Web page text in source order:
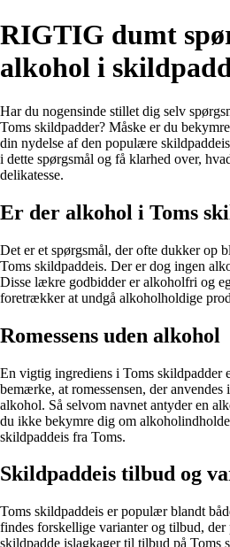
RIGTIG dumt
alkohol i
Har du nogensinde stillet dig selv
Toms skildpadder? Måske er du
din nydelse af den populære
i dette spørgsmål og få klarhed over,
delikatesse.
Er der alkohol i Toms
Det er et spørgsmål, der ofte dukker op
Toms skildpaddeis. Der er dog ingen
Disse lækre godbidder er alkoholfri og
foretrækker at undgå alkoholholdige
Romessens uden alkohol
En vigtig ingrediens i Toms skildpadder
bemærke, at romessensen, der
alkohol. Så selvom navnet antyder en
du ikke bekymre dig om
skildpaddeis fra Toms.
Skildpaddeis tilbud og
Toms skildpaddeis er populær blandt
findes forskellige varianter og tilbud, der
skildpadde islagkager til tilbud på Toms